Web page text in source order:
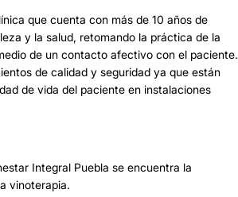
que cuenta con más de 10 años de
y la salud, retomando la práctica de la
de un contacto afectivo con el paciente.
de calidad y seguridad ya que están
de vida del paciente en instalaciones
Integral Puebla se encuentra la
vinoterapia.